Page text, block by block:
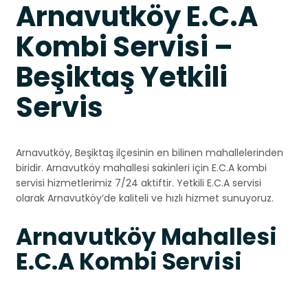
Arnavutköy E.C.A
Kombi Servisi –
Beşiktaş Yetkili
Servis
Arnavutköy, Beşiktaş ilçesinin en bilinen mahallelerinden
biridir. Arnavutköy mahallesi sakinleri için E.C.A kombi
servisi hizmetlerimiz 7/24 aktiftir. Yetkili E.C.A servisi
olarak Arnavutköy’de kaliteli ve hızlı hizmet sunuyoruz.
Arnavutköy Mahallesi
E.C.A Kombi Servisi